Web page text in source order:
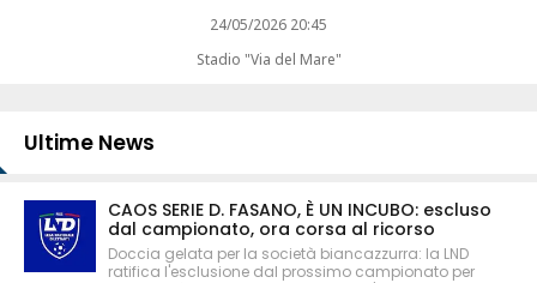
24/05/2026 20:45
Stadio "Via del Mare"
Ultime News
CAOS SERIE D. FASANO, È UN INCUBO: escluso
dal campionato, ora corsa al ricorso
Doccia gelata per la società biancazzurra: la LND
ratifica l'esclusione dal prossimo campionato per